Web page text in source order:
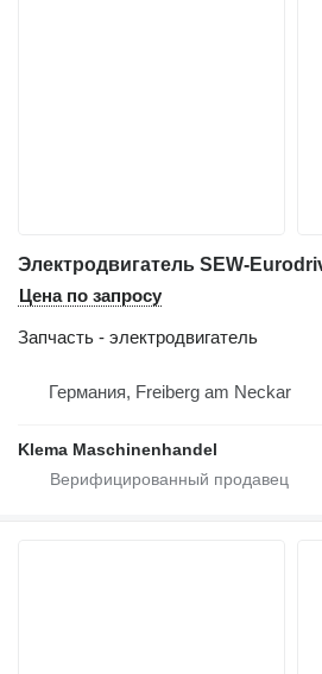
Цена по запросу
Запчасть - электродвигатель
Германия, Freiberg am Neckar
Klema Maschinenhandel